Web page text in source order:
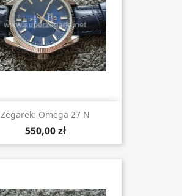
Zegarek: Omega 27 N
550,00 zł